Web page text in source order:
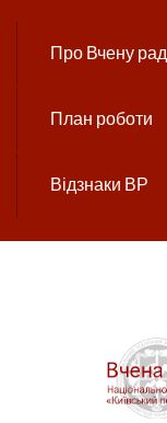
Про Вчену
План роботи
Відзнаки ВР